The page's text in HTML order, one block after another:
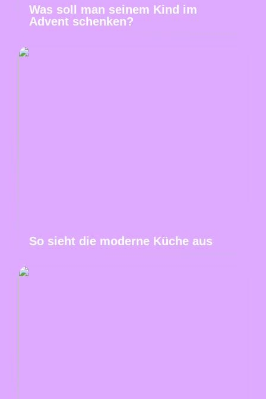
Was soll man seinem Kind im
Advent schenken?
So sieht die moderne Küche aus